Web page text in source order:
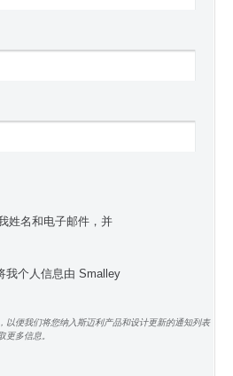
姓名和电子邮件，并
我个人信息由 Smalley
以便我们将您纳入斯迈利产品和设计更新的通知列表
多信息。